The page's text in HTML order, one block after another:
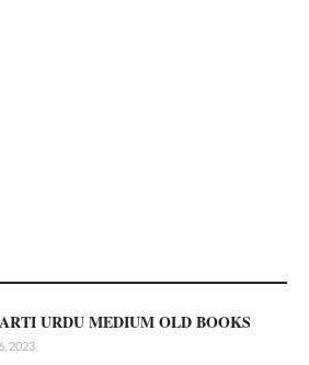
URDU MEDIUM OLD BOOKS
2023